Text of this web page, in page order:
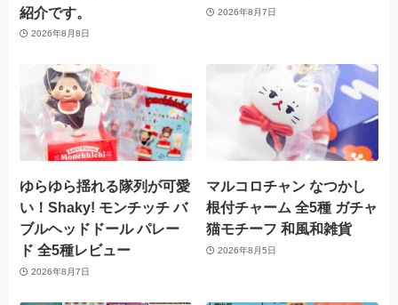
紹介です。
2026年8月8日
2026年8月7日
ゆらゆら揺れる隊列が可愛
い！Shaky! モンチッチ バ
ブルヘッドドール パレー
ド 全5種レビュー
2026年8月7日
マルコロチャン なつかし
根付チャーム 全5種 ガチャ
猫モチーフ 和風和雑貨
2026年8月5日